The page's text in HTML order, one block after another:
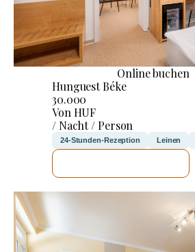
Online buchen
Hunguest Béke
30.000
Von HUF
/ Nacht / Person
24-Stunden-Rezeption Leinen